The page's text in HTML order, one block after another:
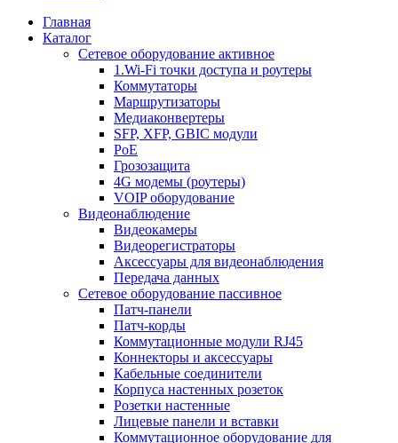
Главная
Каталог
Сетевое оборудование активное
1.Wi-Fi точки доступа и роутеры
Коммутаторы
Маршрутизаторы
Медиаконвертеры
SFP, XFP, GBIC модули
PoE
Грозозащита
4G модемы (роутеры)
VOIP оборудование
Видеонаблюдение
Видеокамеры
Видеорегистраторы
Аксессуары для видеонаблюдения
Передача данных
Сетевое оборудование пассивное
Патч-панели
Патч-корды
Коммутационные модули RJ45
Коннекторы и аксессуары
Кабельные соединители
Корпуса настенных розеток
Розетки настенные
Лицевые панели и вставки
Коммутационное оборудование для